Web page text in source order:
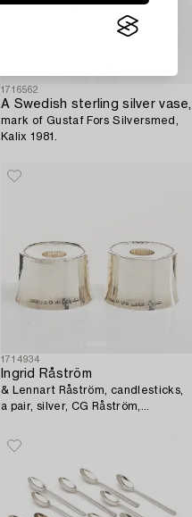
1716562
A Swedish sterling silver vase,
mark of Gustaf Fors Silversmed,
Kalix 1981.
1714934
Ingrid Råström
& Lennart Råström, candlesticks,
a pair, silver, CG Råström,